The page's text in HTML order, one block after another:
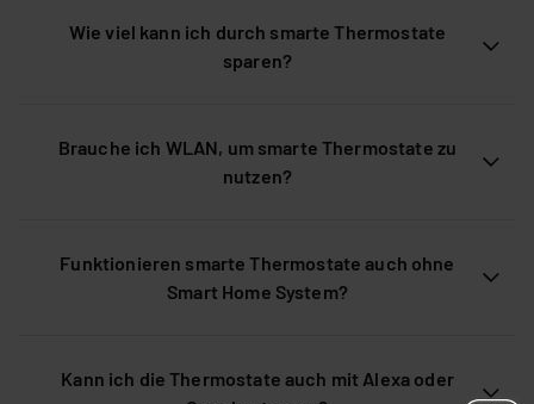
Wie viel kann ich durch smarte Thermostate
sparen?
Brauche ich WLAN, um smarte Thermostate zu
nutzen?
Funktionieren smarte Thermostate auch ohne
Smart Home System?
Kann ich die Thermostate auch mit Alexa oder